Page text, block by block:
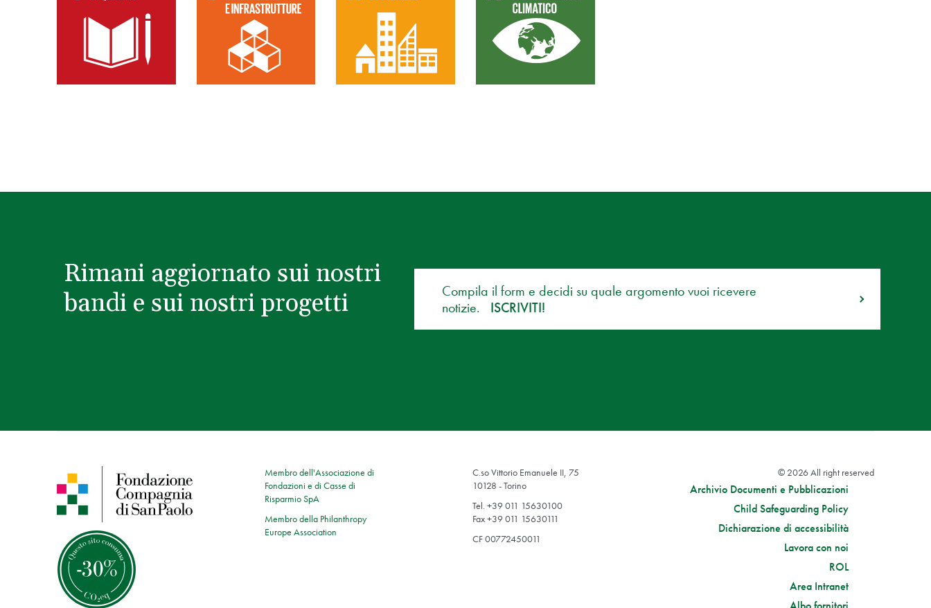
Rimani aggiornato sui nostri
bandi e sui nostri progetti
Compila il form e decidi su quale argomento vuoi ricevere
notizie.
ISCRIVITI!
Membro dell'Associazione di
Fondazioni e di Casse di
Risparmio SpA
Membro della Philanthropy
Europe Association
C.so Vittorio Emanuele II, 75
10128 - Torino
Tel. +39 011 15630100
Fax +39 011 15630111
CF 00772450011
© 2026 All right reserved
Archivio Documenti e Pubblicazioni
Child Safeguarding Policy
Dichiarazione di accessibilità
Lavora con noi
ROL
Area Intranet